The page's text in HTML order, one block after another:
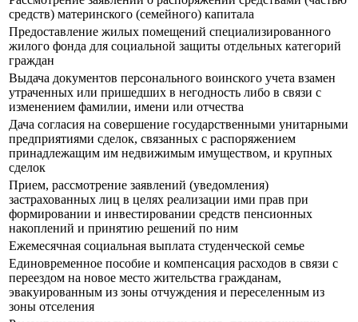
средств) материнского (семейного) капитала
Предоставление жилых помещений специализированного
жилого фонда для социальной защиты отдельных категорий
граждан
Выдача документов персонального воинского учета взамен
утраченных или пришедших в негодность либо в связи с
изменением фамилии, имени или отчества
Дача согласия на совершение государственными унитарными
предприятиями сделок, связанных с распоряжением
принадлежащим им недвижимым имуществом, и крупных
сделок
Прием, рассмотрение заявлений (уведомления)
застрахованных лиц в целях реализации ими прав при
формировании и инвестировании средств пенсионных
накоплений и принятию решений по ним
Ежемесячная социальная выплата студенческой семье
Единовременное пособие и компенсация расходов в связи с
переездом на новое место жительства гражданам,
эвакуированным из зоны отчуждения и переселенным из
зоны отселения